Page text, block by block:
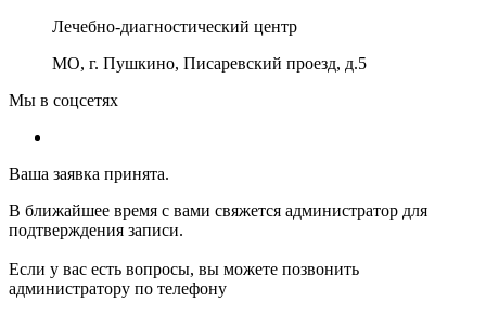
Лечебно-диагностический центр
МО, г. Пушкино, Писаревский проезд, д.5
Мы в соцсетях
Ваша заявка принята.
В ближайшее время с вами свяжется администратор для
подтверждения записи.
Если у вас есть вопросы, вы можете позвонить
администратору по телефону